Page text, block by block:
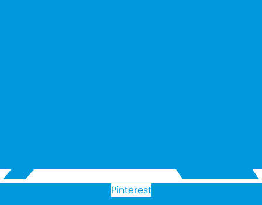
Pinterest